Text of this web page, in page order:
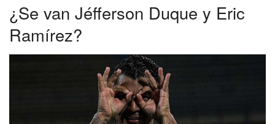
¿Se van Jéfferson Duque y Eric
Ramírez?